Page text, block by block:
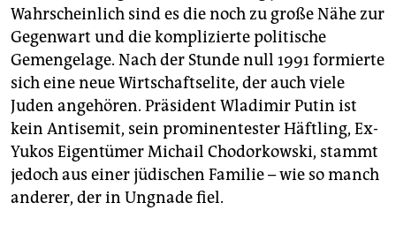
Wahrscheinlich sind es die noch zu große Nähe zur
Gegenwart und die komplizierte politische
Gemengelage. Nach der Stunde null 1991 formierte
sich eine neue Wirtschaftselite, der auch viele
Juden angehören. Präsident Wladimir Putin ist
kein Antisemit, sein prominentester Häftling, Ex-
Yukos Eigentümer Michail Chodorkowski, stammt
jedoch aus einer jüdischen Familie – wie so manch
anderer, der in Ungnade fiel.